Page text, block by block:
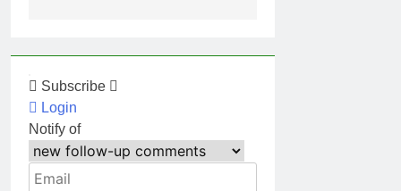
Subscribe
Login
Notify of